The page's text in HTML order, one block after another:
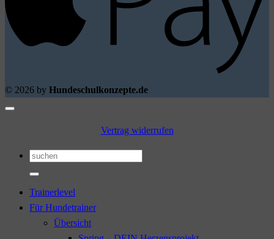
© 2026 by Hundeschulkonzepte.de
Vertrag widerrufen
Suchen
nach:
Trainerlevel
Für Hundetrainer
Übersicht